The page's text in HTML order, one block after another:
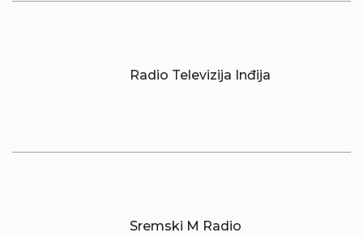
Radio Televizija Inđija
Sremski M Radio